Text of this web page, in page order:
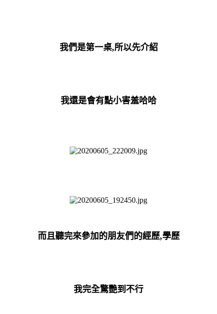
我們是第一桌,所以先介紹
我還是會有點小害羞哈哈
而且聽完來參加的朋友們的經歷,學歷
我完全驚艷到不行